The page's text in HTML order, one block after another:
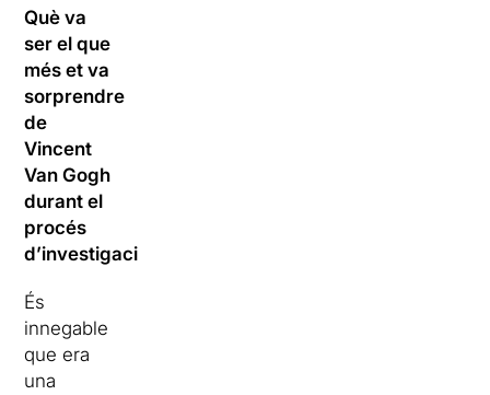
Què va
ser el que
més et va
sorprendre
de
Vincent
Van Gogh
durant el
procés
d’investigació?
És
innegable
que era
una